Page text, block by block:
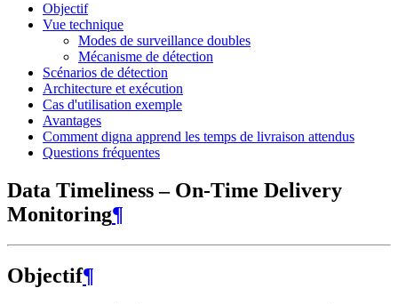
Objectif
Vue technique
Modes de surveillance doubles
Mécanisme de détection
Scénarios de détection
Architecture et exécution
Cas d'utilisation exemple
Avantages
Comment digna apprend les temps de livraison attendus
Questions fréquentes
Data Timeliness – On-Time Delivery
Monitoring¶
Objectif¶